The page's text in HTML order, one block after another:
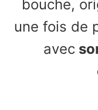
bouche,
une fois de
avec